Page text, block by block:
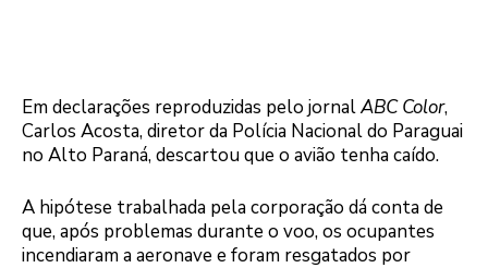
Em declarações reproduzidas pelo jornalABC Color,
Carlos Acosta, diretor da Polícia Nacional do Paraguai
no Alto Paraná, descartou que o avião tenha caído.
A hipótese trabalhada pela corporação dá conta de
que, após problemas durante o voo, os ocupantes
incendiaram a aeronave e foram resgatados por